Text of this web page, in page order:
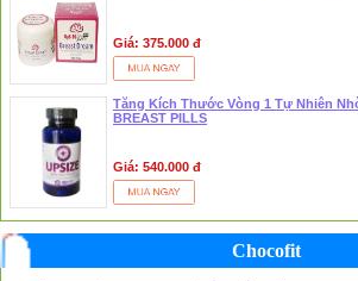
Giá: 375.000 đ
Tăng Kích Thước Vòng 1 Tự Nhiên
BREAST PILLS
Giá: 540.000 đ
Chocofit